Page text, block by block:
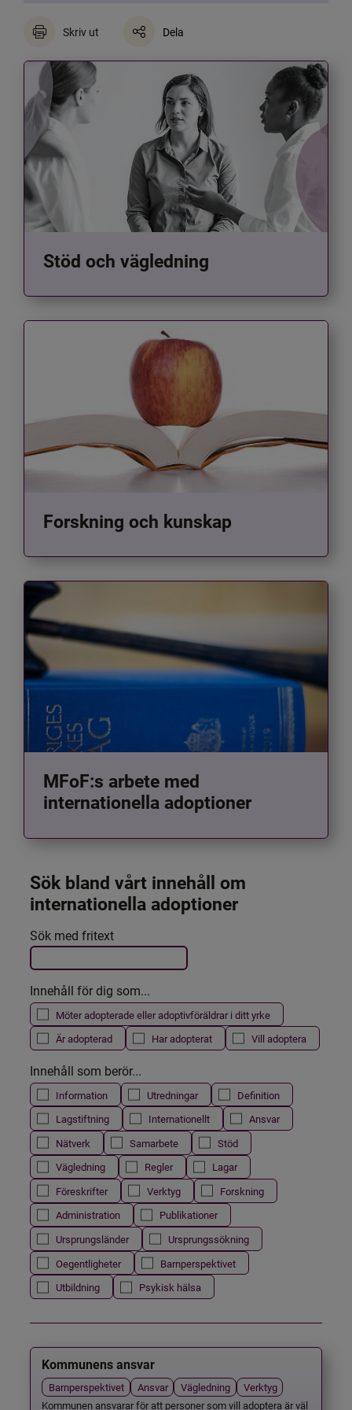
Skriv ut Dela
Stöd och vägledning
Forskning och kunskap
MFoF:s arbete med
internationella adoptioner
Sök bland vårt innehåll om
internationella adoptioner
Filtrera resultatet
Det här formuläret postas automatiskt
Sök med fritext
Innehåll för dig som...
Möter adopterade eller adoptivföräldrar i ditt yrke
Är adopterad
Har adopterat Vill adoptera
Innehåll som berör...
Information Utredningar
Definition
Lagstiftning
Internationellt
Ansvar
Nätverk
Samarbete
Stöd
Vägledning
Regler
Lagar
Föreskrifter
Verktyg
Forskning
Administration
Publikationer
Ursprungsländer
Ursprungssökning
Oegentligheter
Barnperspektivet
Utbildning
Psykisk hälsa
Kommunens ansvar
Barnperspektivet Ansvar Vägledning
Verktyg
Kommunen ansvarar för att personer som vill adoptera är väl